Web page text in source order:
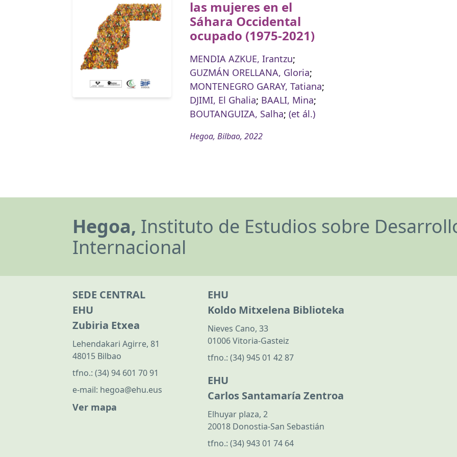
las mujeres en el
Sáhara Occidental
ocupado (1975-2021)
MENDIA AZKUE, Irantzu;
GUZMÁN ORELLANA, Gloria;
MONTENEGRO GARAY, Tatiana;
DJIMI, El Ghalia; BAALI, Mina;
BOUTANGUIZA, Salha; (et ál.)
Hegoa, Bilbao, 2022
Hegoa, Instituto de Estudios sobre
Internacional
SEDE CENTRAL
EHU
Zubiria Etxea
Lehendakari Agirre, 81
48015 Bilbao
tfno.: (34) 94 601 70 91
e-mail: hegoa@ehu.eus
Ver mapa
EHU
Koldo Mitxelena Biblioteka
Nieves Cano, 33
01006 Vitoria-Gasteiz
tfno.: (34) 945 01 42 87
EHU
Carlos Santamaría Zentroa
Elhuyar plaza, 2
20018 Donostia-San Sebastián
tfno.: (34) 943 01 74 64